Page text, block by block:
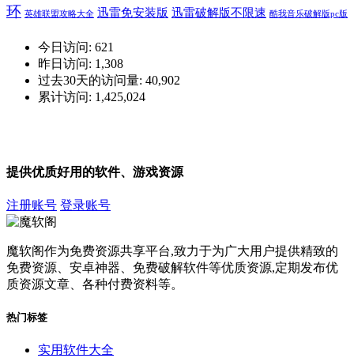
环 英雄联盟攻略大全 迅雷免安装版 迅雷破解版不限速 酷我音乐破解版pc版
今日访问: 621
昨日访问: 1,308
过去30天的访问量: 40,902
累计访问: 1,425,024
提供优质好用的软件、游戏资源
注册账号 登录账号
魔软阁作为免费资源共享平台,致力于为广大用户提供精致的
免费资源、安卓神器、免费破解软件等优质资源,定期发布优
质资源文章、各种付费资料等。
热门标签
实用软件大全